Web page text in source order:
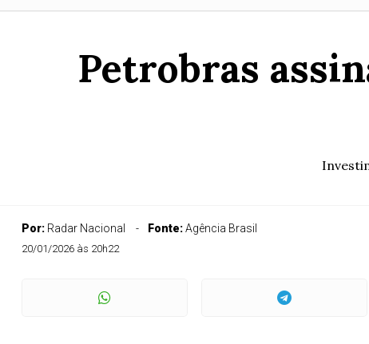
Petrobras
Por: Radar Nacional Fonte:Agência Brasil
20/01/2026 às 20h22